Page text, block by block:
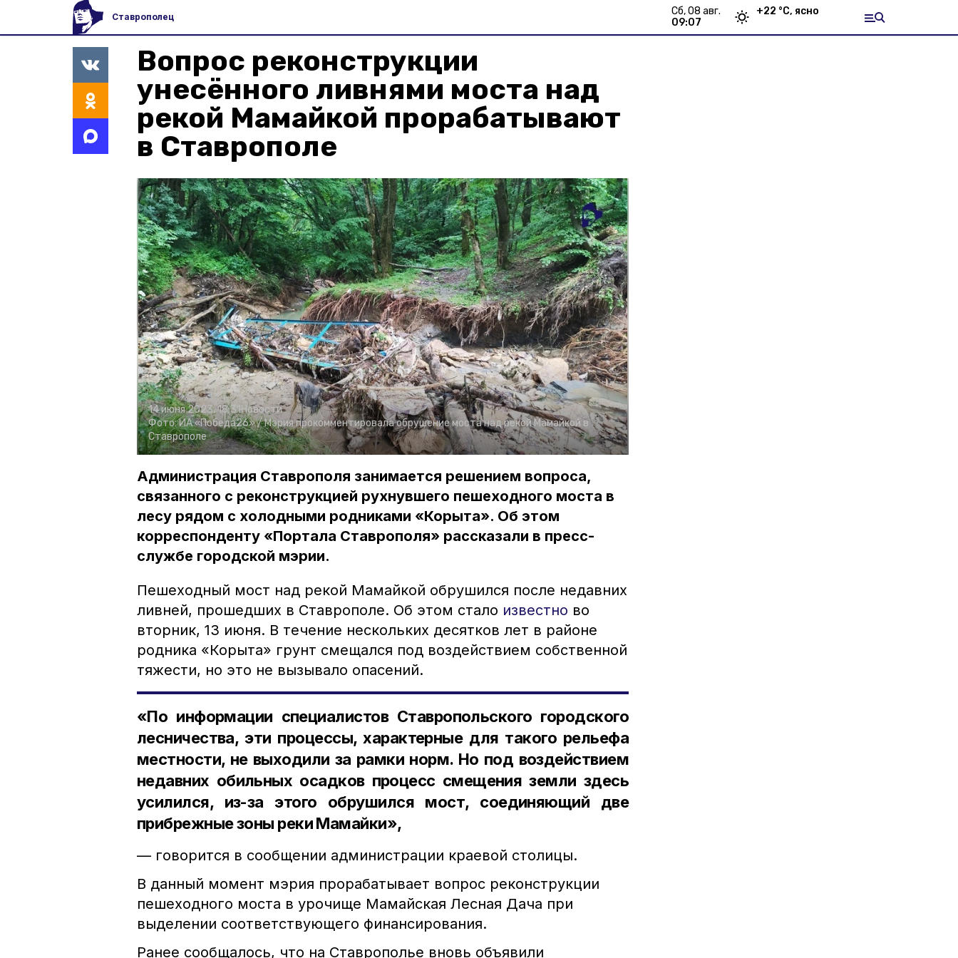
Ставрополец
сб, 08 авг.
09:07
+22 °С, ясно
Вопрос реконструкции
унесённого ливнями моста над
рекой Мамайкой прорабатывают
в Ставрополе
14 июня 2023, 18:31Новости
Фото:ИА «Победа26» /Мэрия прокомментировала обрушение моста над рекой Мамайкой в
Ставрополе
Администрация Ставрополя занимается решением вопроса,
связанного с реконструкцией рухнувшего пешеходного моста в
лесу рядом с холодными родниками «Корыта». Об этом
корреспонденту «Портала Ставрополя» рассказали в пресс-
службе городской мэрии.
Пешеходный мост над рекой Мамайкой обрушился после недавних
ливней, прошедших в Ставрополе. Об этом стало известно во
вторник, 13 июня. В течение нескольких десятков лет в районе
родника «Корыта» грунт смещался под воздействием собственной
тяжести, но это не вызывало опасений.
«По информации специалистов Ставропольского городского
лесничества, эти процессы, характерные для такого рельефа
местности, не выходили за рамки норм. Но под воздействием
недавних обильных осадков процесс смещения земли здесь
усилился, из-за этого обрушился мост, соединяющий две
прибрежные зоны реки Мамайки»,
— говорится в сообщении администрации краевой столицы.
В данный момент мэрия прорабатывает вопрос реконструкции
пешеходного моста в урочище Мамайская Лесная Дача при
выделении соответствующего финансирования.
Ранее сообщалось, что на Ставрополье вновь объявили